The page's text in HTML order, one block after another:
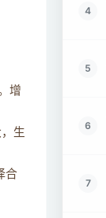
增
生
合
4
5
6
7